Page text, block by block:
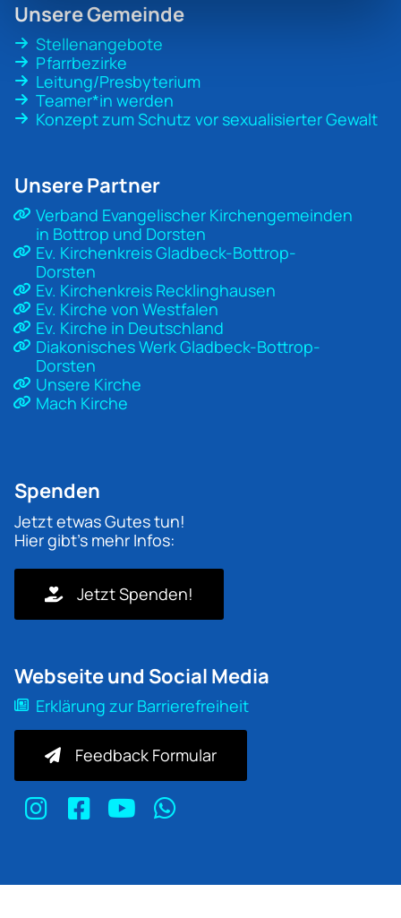
Unsere Gemeinde
Stellenangebote
Pfarrbezirke
Leitung/Presbyterium
Teamer*in werden
Konzept zum Schutz vor sexualisierter Gewalt
Unsere Partner
Verband Evangelischer Kirchengemeinden
in Bottrop und Dorsten
Ev. Kirchenkreis Gladbeck-Bottrop-
Dorsten
Ev. Kirchenkreis Recklinghausen
Ev. Kirche von Westfalen
Ev. Kirche in Deutschland
Diakonisches Werk Gladbeck-Bottrop-
Dorsten
Unsere Kirche
Mach Kirche
Spenden
Jetzt etwas Gutes tun!
Hier gibt's mehr Infos:
Jetzt Spenden!
Webseite und Social Media
Erklärung zur Barrierefreiheit
Feedback Formular